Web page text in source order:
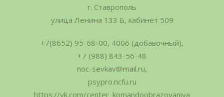
г. Ставрополь
улица Ленина 133 Б, кабинет 509
+7(8652) 95-68-00, 4006 (добавочный),
+7 (988) 843-56-48
noc-sevkav@mail.ru,
psypro.ncfu.ru
https://vk.com/center_komandoobrazovaniya